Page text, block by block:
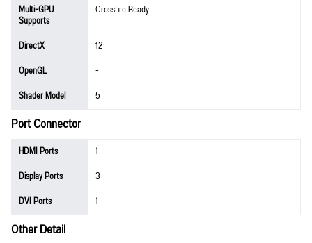
Multi-GPU
Supports
Crossfire Ready
DirectX
12
OpenGL
-
Shader Model
5
Port Connector
HDMI Ports
1
Display Ports
3
DVI Ports
1
Other Detail